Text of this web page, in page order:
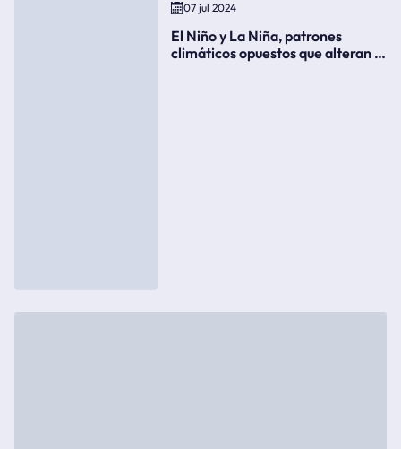
07 jul 2024
El Niño y La Niña, patrones
climáticos opuestos que alteran la